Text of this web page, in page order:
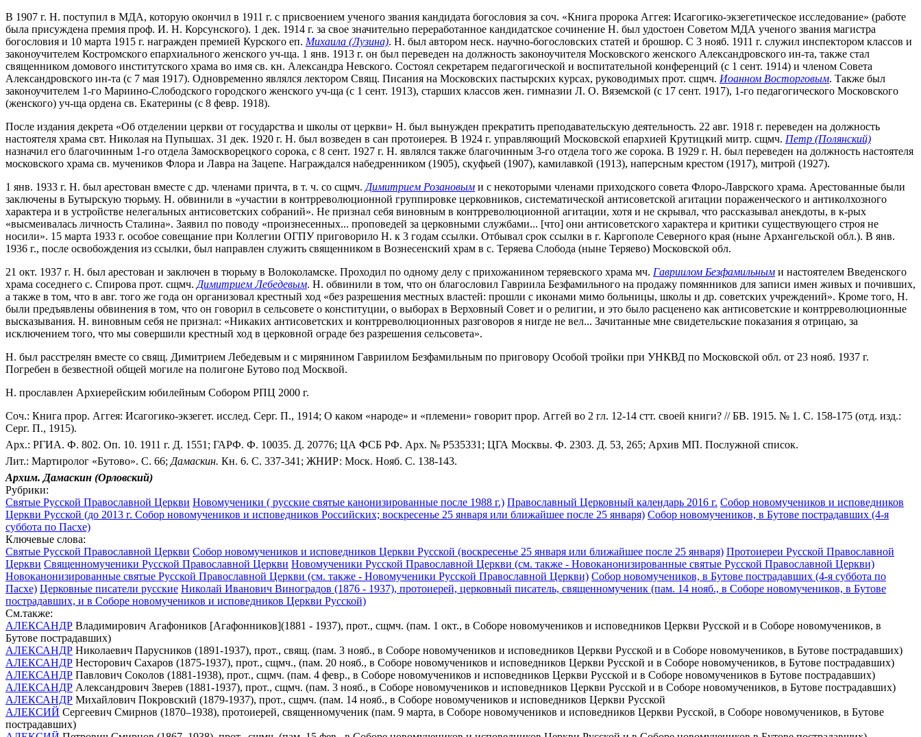
В 1907 г. Н. поступил в МДА, которую окончил в 1911 г. с присвоением ученого звания кандидата богословия за соч. «Книга пророка Аггея: Исагогико-экзегетическое исследование» (работе
была присуждена премия проф. И. Н. Корсунского). 1 дек. 1914 г. за свое значительно переработанное кандидатское сочинение Н. был удостоен Советом МДА ученого звания магистра
богословия и 10 марта 1915 г. награжден премией Курского еп. Михаила (Лузина). Н. был автором неск. научно-богословских статей и брошюр. С 3 нояб. 1911 г. служил инспектором классов и
законоучителем Костромского епархиального женского уч-ща. 1 янв. 1913 г. он был переведен на должность законоучителя Московского женского Александровского ин-та, также стал
священником домового институтского храма во имя св. кн. Александра Невского. Состоял секретарем педагогической и воспитательной конференций (с 1 сент. 1914) и членом Совета
Александровского ин-та (с 7 мая 1917). Одновременно являлся лектором Свящ. Писания на Московских пастырских курсах, руководимых прот. сщмч. Иоанном Восторговым. Также был
законоучителем 1-го Мариино-Слободского городского женского уч-ща (с 1 сент. 1913), старших классов жен. гимназии Л. О. Вяземской (с 17 сент. 1917), 1-го педагогического Московского
(женского) уч-ща ордена св. Екатерины (с 8 февр. 1918).
После издания декрета «Об отделении церкви от государства и школы от церкви» Н. был вынужден прекратить преподавательскую деятельность. 22 авг. 1918 г. переведен на должность
настоятеля храма свт. Николая на Пупышах. 31 дек. 1920 г. Н. был возведен в сан протоиерея. В 1924 г. управляющий Московской епархией Крутицкий митр. сщмч. Петр (Полянский)
назначил его благочинным 1-го отдела Замоскворецкого сорока, с 8 сент. 1927 г. Н. являлся также благочинным 3-го отдела того же сорока. В 1929 г. Н. был переведен на должность настоятеля
московского храма св. мучеников Флора и Лавра на Зацепе. Награждался набедренником (1905), скуфьей (1907), камилавкой (1913), наперсным крестом (1917), митрой (1927).
1 янв. 1933 г. Н. был арестован вместе с др. членами причта, в т. ч. со сщмч. Димитрием Розановым и с некоторыми членами приходского совета Флоро-Лаврского храма. Арестованные были
заключены в Бутырскую тюрьму. Н. обвинили в «участии в контрреволюционной группировке церковников, систематической антисоветской агитации пораженческого и антиколхозного
характера и в устройстве нелегальных антисоветских собраний». Не признал себя виновным в контрреволюционной агитации, хотя и не скрывал, что рассказывал анекдоты, в к-рых
«высмеивалась личность Сталина». Заявил по поводу «произнесенных... проповедей за церковными службами... [что] они антисоветского характера и критики существующего строя не
носили». 15 марта 1933 г. особое совещание при Коллегии ОГПУ приговорило Н. к 3 годам ссылки. Отбывал срок ссылки в г. Каргополе Северного края (ныне Архангельской обл.). В янв.
1936 г., после освобождения из ссылки, был направлен служить священником в Вознесенский храм в с. Теряева Слобода (ныне Теряево) Московской обл.
21 окт. 1937 г. Н. был арестован и заключен в тюрьму в Волоколамске. Проходил по одному делу с прихожанином теряевского храма мч. Гавриилом Безфамильным и настоятелем Введенского
храма соседнего с. Спирова прот. сщмч. Димитрием Лебедевым. Н. обвинили в том, что он благословил Гавриила Безфамильного на продажу помянников для записи имен живых и почивших,
а также в том, что в авг. того же года он организовал крестный ход «без разрешения местных властей: прошли с иконами мимо больницы, школы и др. советских учреждений». Кроме того, Н.
были предъявлены обвинения в том, что он говорил в сельсовете о конституции, о выборах в Верховный Совет и о религии, и это было расценено как антисоветские и контрреволюционные
высказывания. Н. виновным себя не признал: «Никаких антисоветских и контрреволюционных разговоров я нигде не вел... Зачитанные мне свидетельские показания я отрицаю, за
исключением того, что мы совершили крестный ход в церковной ограде без разрешения сельсовета».
Н. был расстрелян вместе со свящ. Димитрием Лебедевым и с мирянином Гавриилом Безфамильным по приговору Особой тройки при УНКВД по Московской обл. от 23 нояб. 1937 г.
Погребен в безвестной общей могиле на полигоне Бутово под Москвой.
Н. прославлен Архиерейским юбилейным Собором РПЦ 2000 г.
Соч.: Книга прор. Аггея: Исагогико-экзегет. исслед. Серг. П., 1914; О каком «народе» и «племени» говорит прор. Аггей во 2 гл. 12-14 стт. своей книги? // БВ. 1915. № 1. С. 158-175 (отд. изд.:
Серг. П., 1915).
Арх.: РГИА. Ф. 802. Оп. 10. 1911 г. Д. 1551; ГАРФ. Ф. 10035. Д. 20776; ЦА ФСБ РФ. Арх. № Р535331; ЦГА Москвы. Ф. 2303. Д. 53, 265; Архив МП. Послужной список.
Лит.: Мартиролог «Бутово». С. 66; Дамаскин. Кн. 6. С. 337-341; ЖНИР: Моск. Нояб. С. 138-143.
Архим. Дамаскин (Орловский)
Рубрики:
Святые Русской Православной Церкви Новомученики ( русские святые канонизированные после 1988 г.) Православный Церковный календарь 2016 г. Собор новомучеников и исповедников
Церкви Русской (до 2013 г. Собор новомучеников и исповедников Российских; воскресенье 25 января или ближайшее после 25 января) Собор новомучеников, в Бутове пострадавших (4-я
суббота по Пасхе)
Ключевые слова:
Святые Русской Православной Церкви Собор новомучеников и исповедников Церкви Русской (воскресенье 25 января или ближайшее после 25 января) Протоиереи Русской Православной
Церкви Священномученики Русской Православной Церкви Новомученики Русской Православной Церкви (см. также - Новоканонизированные святые Русской Православной Церкви)
Новоканонизированные святые Русской Православной Церкви (см. также - Новомученики Русской Православной Церкви) Собор новомучеников, в Бутове пострадавших (4-я суббота по
Пасхе) Церковные писатели русские Николай Иванович Виноградов (1876 - 1937), протоиерей, церковный писатель, священномученик (пам. 14 нояб., в Соборе новомучеников, в Бутове
пострадавших, и в Соборе новомучеников и исповедников Церкви Русской)
См.также:
АЛЕКСАНДР Владимирович Агафоников [Агафонников](1881 - 1937), прот., сщмч. (пам. 1 окт., в Соборе новомучеников и исповедников Церкви Русской и в Соборе новомучеников, в
Бутове пострадавших)
АЛЕКСАНДР Николаевич Парусников (1891-1937), прот., свящ. (пам. 3 нояб., в Соборе новомучеников и исповедников Церкви Русской и в Соборе новомучеников, в Бутове пострадавших)
АЛЕКСАНДР Несторович Сахаров (1875-1937), прот., сщмч., (пам. 20 нояб., в Соборе новомучеников и исповедников Церкви Русской и в Соборе новомучеников, в Бутове пострадавших)
АЛЕКСАНДР Павлович Соколов (1881-1938), прот., сщмч. (пам. 4 февр., в Соборе новомучеников и исповедников Церкви Русской и в Соборе новомучеников в Бутове пострадавших)
АЛЕКСАНДР Александрович Зверев (1881-1937), прот., сщмч. (пам. 3 нояб., в Соборе новомучеников и исповедников Церкви Русской и в Соборе новомучеников, в Бутове пострадавших)
АЛЕКСАНДР Михайлович Покровский (1879-1937), прот., сщмч. (пам. 14 нояб., в Соборе новомучеников и исповедников Церкви Русской
АЛЕКСИЙ Сергеевич Смирнов (1870–1938), протоиерей, священномученик (пам. 9 марта, в Соборе новомучеников и исповедников Церкви Русской, в Соборе новомучеников, в Бутове
пострадавших)